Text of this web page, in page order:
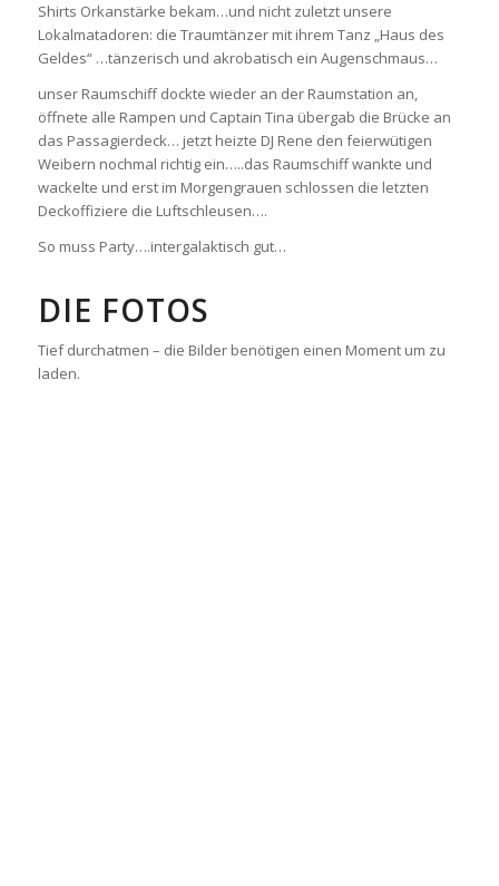
Shirts Orkanstärke bekam…und nicht zuletzt unsere
Lokalmatadoren: die Traumtänzer mit ihrem Tanz „Haus des
Geldes“ …tänzerisch und akrobatisch ein Augenschmaus…
unser Raumschiff dockte wieder an der Raumstation an,
öffnete alle Rampen und Captain Tina übergab die Brücke an
das Passagierdeck… jetzt heizte DJ Rene den feierwütigen
Weibern nochmal richtig ein…..das Raumschiff wankte und
wackelte und erst im Morgengrauen schlossen die letzten
Deckoffiziere die Luftschleusen….
So muss Party….intergalaktisch gut…
DIE FOTOS
Tief durchatmen – die Bilder benötigen einen Moment um zu
laden.